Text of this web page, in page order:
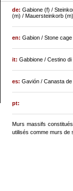
de:Gabione (f) /
(m) / Mauersteinkorb (m)
en:Gabion / Stone cage
it:Gabbione / Cestino di
es:Gavión / Canasta
pt:
Murs massifs
utilisés comme murs de